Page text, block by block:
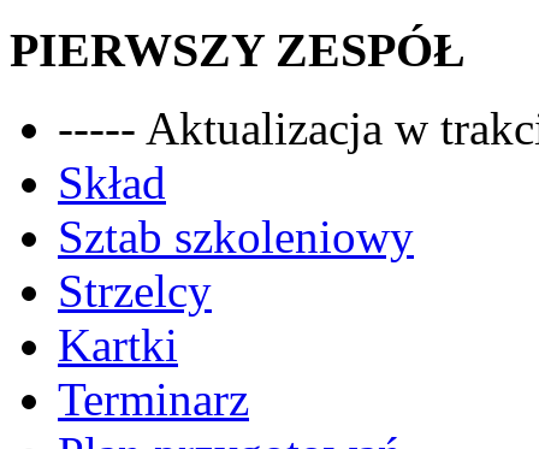
PIERWSZY ZESPÓŁ
----- Aktualizacja w
Skład
Sztab szkoleniowy
Strzelcy
Kartki
Terminarz